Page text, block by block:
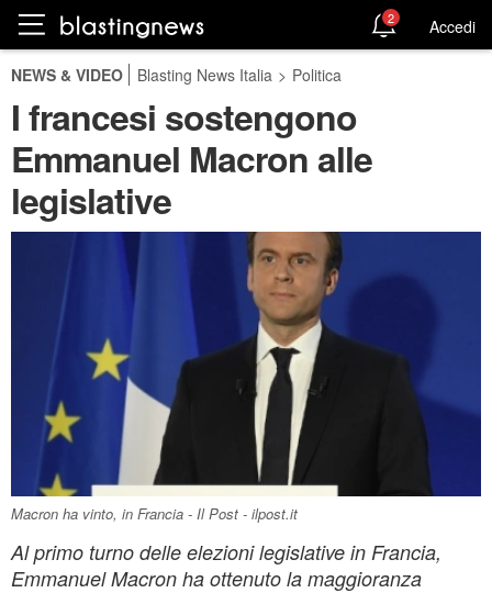
2 Accedi
NEWS & VIDEO Blasting News Italia > Politica
I francesi sostengono
Emmanuel Macron alle
legislative
Macron ha vinto, in Francia - Il Post - ilpost.it
Al primo turno delle elezioni legislative in Francia,
Emmanuel Macron ha ottenuto la maggioranza